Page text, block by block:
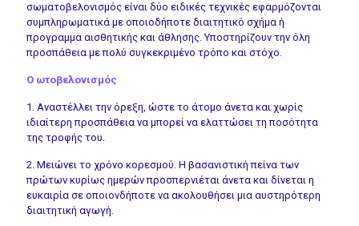
σωματοβελονισμός είναι δύο ειδικές τεχνικές εφαρμόζονται
συμπληρωματικά με οποιοδήποτε διαιτητικό σχήμα ή
προγραμμα αισθητικής και άθλησης. Υποστηρίζουν την όλη
προσπάθεια με πολύ συγκεκριμένο τρόπο και στόχο.
Ο ωτοβελονισμός
1. Αναστέλλει την όρεξη, ώστε το άτομο άνετα και χωρίς
ιδιαίτερη προσπάθεια να μπορεί να ελαττώσει τη ποσότητα
της τροφής του.
2. Μειώνει το χρόνο κορεσμού. Η βασανιστική πείνα των
πρώτων κυρίως ημερών προσπερνιέται άνετα και δίνεται η
ευκαιρία σε οποιονδήποτε να ακολουθήσει μια αυστηρότερη
διαιτητική αγωγή.